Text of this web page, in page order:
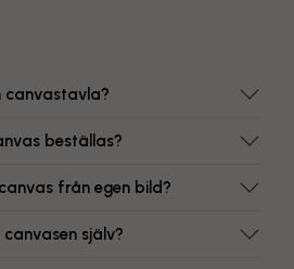
canvastavla?
beställas?
från egen bild?
själv?